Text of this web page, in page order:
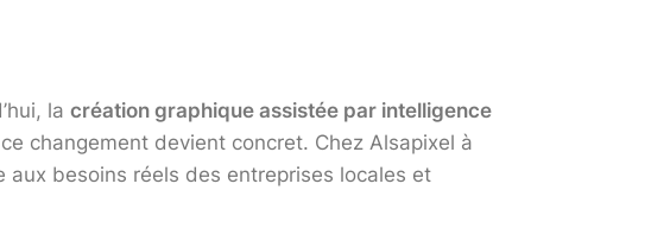
la création graphique assistée par intelligence
changement devient concret. Chez Alsapixel à
aux besoins réels des entreprises locales et